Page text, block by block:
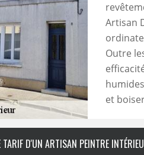
Artisan
Outre
et
TARIF D'UN ARTISAN PEINTRE